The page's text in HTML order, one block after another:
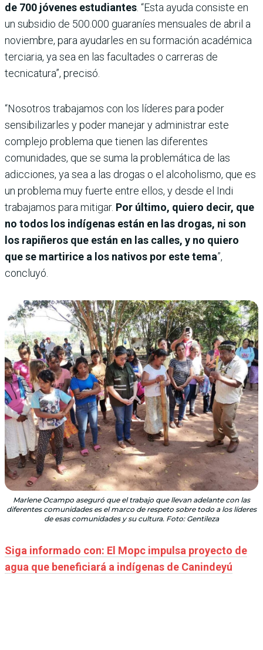
de 700 jóvenes estudiantes . “Esta ayuda consiste en
un subsidio de 500.000 guaraníes mensuales de abril a
noviembre, para ayudarles en su formación académica
terciaria, ya sea en las facultades o carreras de
tecnicatura”, precisó.
“Nosotros trabajamos con los líderes para poder
sensibilizarles y poder manejar y administrar este
complejo problema que tienen las diferentes
comunidades, que se suma la problemática de las
adicciones, ya sea a las drogas o el alcoholismo, que es
un problema muy fuerte entre ellos, y desde el Indi
trabajamos para mitigar. Por último, quiero decir, que
no todos los indígenas están en las drogas, ni son
los rapiñeros que están en las calles, y no quiero
que se martirice a los nativos por este tema”,
concluyó.
Marlene Ocampo aseguró que el trabajo que llevan adelante con las
diferentes comunidades es el marco de respeto sobre todo a los líderes
de esas comunidades y su cultura. Foto: Gentileza
Siga informado con: El Mopc impulsa proyecto de
agua que beneficiará a indígenas de Canindeyú